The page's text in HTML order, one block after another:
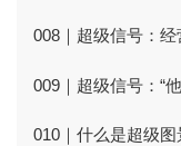
008｜超级信号：经
009｜超级信号：“
010｜什么是超级图